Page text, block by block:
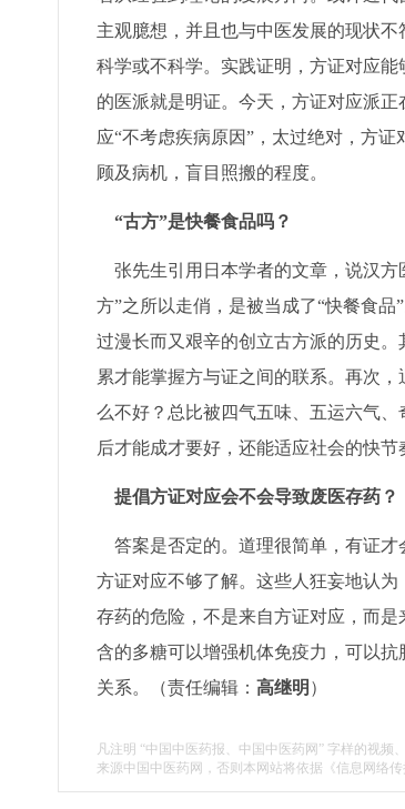
主观臆想，并且也与中医发展的现状
科学或不科学。实践证明，方证对应
的医派就是明证。今天，方证对应派
应“不考虑疾病原因”，太过绝对，方
顾及病机，盲目照搬的程度。
“古方”是快餐食品吗？
张先生引用日本学者的文章，说汉
方”之所以走俏，是被当成了“快餐食
过漫长而又艰辛的创立古方派的历史
累才能掌握方与证之间的联系。再次
么不好？总比被四气五味、五运六气
后才能成才要好，还能适应社会的快
提倡方证对应会不会导致废医存药？
答案是否定的。道理很简单，有证才
方证对应不够了解。这些人狂妄地认
存药的危险，不是来自方证对应，而
含的多糖可以增强机体免疫力，可以
关系。（责任编辑： 高继明 ）
凡注明 “中国中医药报、中国中医药网” 字样的视
来源中国中医药网，否则本网站将依据《信息网络